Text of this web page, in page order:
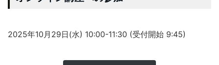
2025年10月29日(水) 10:00-11:30 (受付開始 9:45)